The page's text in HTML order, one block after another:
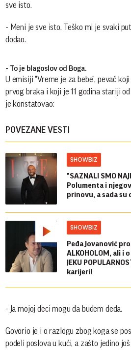
sve isto.
- Meni je sve isto. Teško mi je svaki
dodao.
- To je blagoslov od Boga.
U emisiji "Vreme je za bebe", pevač
prvog braka i koji je 11 godina stariji
je konstatovao:
POVEZANE VESTI
SHOWBIZ
"SAZNALI SMO
Polumenta i
prinovu, a sada su
SHOWBIZ
Peđa Jovanović
ALKOHOLOM, ali i
JEKU
karijeri!
- Ja mojoj deci mogu da budem deda.
Govorio je i o razlogu zbog koga se
podeli poslova u kući, a zašto jedino